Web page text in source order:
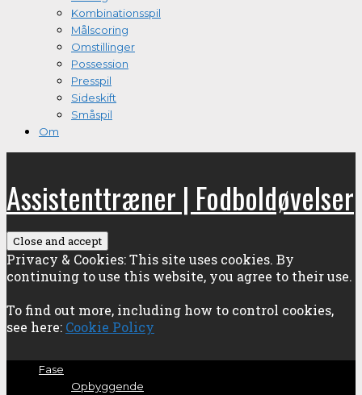
Kombinationsspil
Målscoring
Omstillinger
Possession
Presspil
Sideskift
Småspil
Om
Assistenttræner | Fodboldøvelser
Privacy & Cookies: This site uses cookies. By
continuing to use this website, you agree to their use.
To find out more, including how to control cookies,
see here: Cookie Policy
Fase
Opbyggende